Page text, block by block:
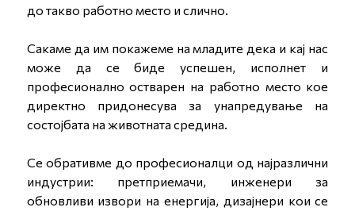
до такво работно место и слично.
Сакаме да им покажеме на младите дека и кај нас
може да се биде успешен, исполнет и
професионално остварен на работно место кое
директно придонесува за унапредување на
состојбата на животната средина.
Се обративме до професионалци од најразлични
индустрии: претприемачи, инженери за
обновливи извори на енергија, дизајнери кои се